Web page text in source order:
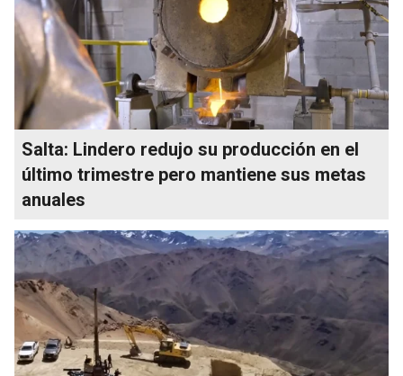
Salta: Lindero redujo su producción en el
último trimestre pero mantiene sus metas
anuales